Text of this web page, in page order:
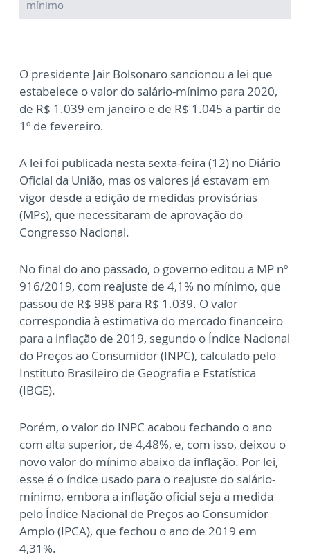
mínimo
O presidente Jair Bolsonaro sancionou a lei que
estabelece o valor do salário-mínimo para 2020,
de R$ 1.039 em janeiro e de R$ 1.045 a partir de
1º de fevereiro.
A lei foi publicada nesta sexta-feira (12) no Diário
Oficial da União, mas os valores já estavam em
vigor desde a edição de medidas provisórias
(MPs), que necessitaram de aprovação do
Congresso Nacional.
No final do ano passado, o governo editou a MP nº
916/2019, com reajuste de 4,1% no mínimo, que
passou de R$ 998 para R$ 1.039. O valor
correspondia à estimativa do mercado financeiro
para a inflação de 2019, segundo o Índice Nacional
do Preços ao Consumidor (INPC), calculado pelo
Instituto Brasileiro de Geografia e Estatística
(IBGE).
Porém, o valor do INPC acabou fechando o ano
com alta superior, de 4,48%, e, com isso, deixou o
novo valor do mínimo abaixo da inflação. Por lei,
esse é o índice usado para o reajuste do salário-
mínimo, embora a inflação oficial seja a medida
pelo Índice Nacional de Preços ao Consumidor
Amplo (IPCA), que fechou o ano de 2019 em
4,31%.